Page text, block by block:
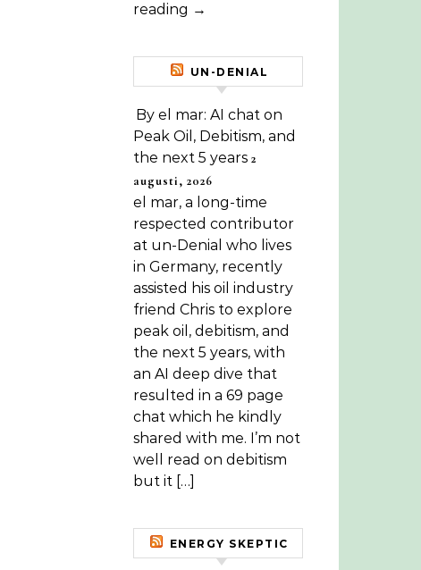
reading →
UN-DENIAL
By el mar: AI chat on
Peak Oil, Debitism, and
the next 5 years 2
augusti, 2026
el mar, a long-time
respected contributor
at un-Denial who lives
in Germany, recently
assisted his oil industry
friend Chris to explore
peak oil, debitism, and
the next 5 years, with
an AI deep dive that
resulted in a 69 page
chat which he kindly
shared with me. I’m not
well read on debitism
but it […]
ENERGY SKEPTIC